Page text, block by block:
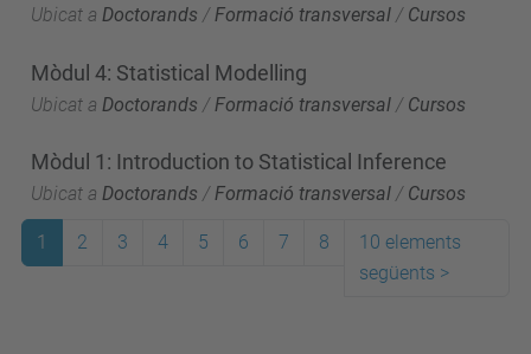
Ubicat a Doctorands /Formació transversal / Cursos
Mòdul 4: Statistical Modelling
Ubicat a Doctorands / Formació transversal / Cursos
Mòdul 1: Introduction to Statistical Inference
Ubicat a Doctorands /Formació transversal / Cursos
1 2 3 4 5 6 7 8
10 elements
següents >